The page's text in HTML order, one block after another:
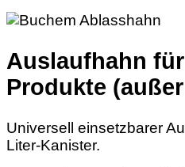
Auslaufhahn
Produkte
Universell einsetzbarer
Liter-Kanister.